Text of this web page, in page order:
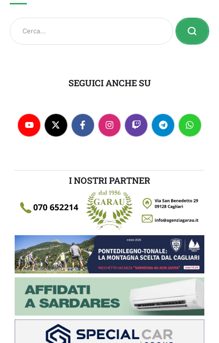
SEGUICI ANCHE SU
I NOSTRI PARTNER